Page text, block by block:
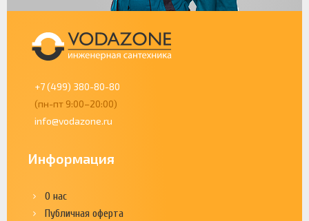
+7 (499) 380-80-80
(пн-пт 9:00–20:00)
info@vodazone.ru
Информация
О нас
Публичная оферта